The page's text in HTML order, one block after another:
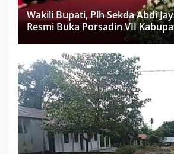
Wakili Bupati, Plh Sekda Abdi
Resmi Buka Porsadin VII